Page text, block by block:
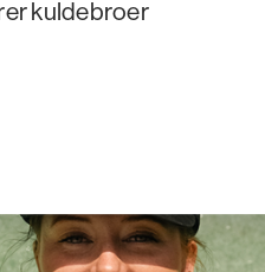
kuldebroer